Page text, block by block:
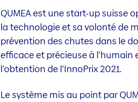
QUMEA est une start-up suisse
la technologie et sa volonté de
prévention des chutes dans le
efficace et précieuse à l’humain
l’obtention de l’InnoPrix 2021.
Le système mis au point par